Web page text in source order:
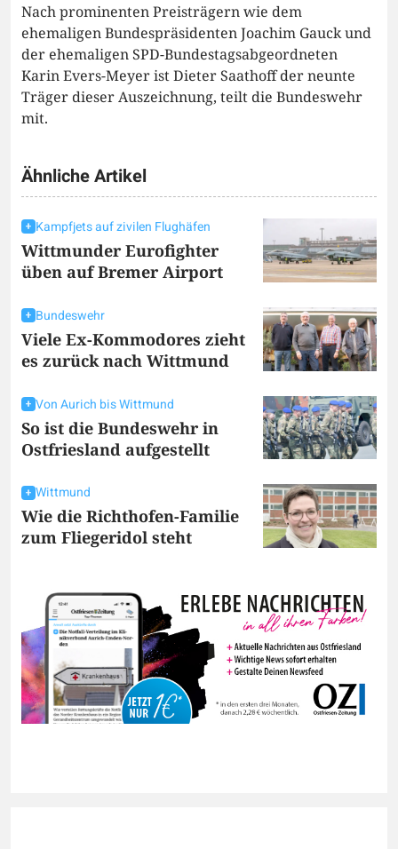
Nach prominenten Preisträgern wie dem
ehemaligen Bundespräsidenten Joachim Gauck und
der ehemaligen SPD-Bundestagsabgeordneten
Karin Evers-Meyer ist Dieter Saathoff der neunte
Träger dieser Auszeichnung, teilt die Bundeswehr
mit.
Ähnliche Artikel
Kampfjets auf zivilen Flughäfen
Wittmunder Eurofighter
üben auf Bremer Airport
Bundeswehr
Viele Ex-Kommodores zieht
es zurück nach Wittmund
Von Aurich bis Wittmund
So ist die Bundeswehr in
Ostfriesland aufgestellt
Wittmund
Wie die Richthofen-Familie
zum Fliegeridol steht